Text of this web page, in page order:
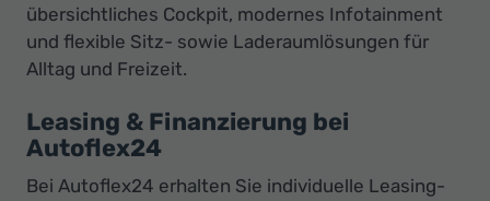
übersichtliches Cockpit, modernes Infotainment
und flexible Sitz- sowie Laderaumlösungen für
Alltag und Freizeit.
Leasing & Finanzierung bei
Autoflex24
Bei Autoflex24 erhalten Sie individuelle Leasing-